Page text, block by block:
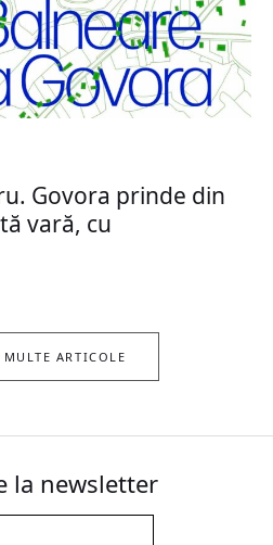
Govora prinde din
vară, cu
ARTICOLE
la newsletter